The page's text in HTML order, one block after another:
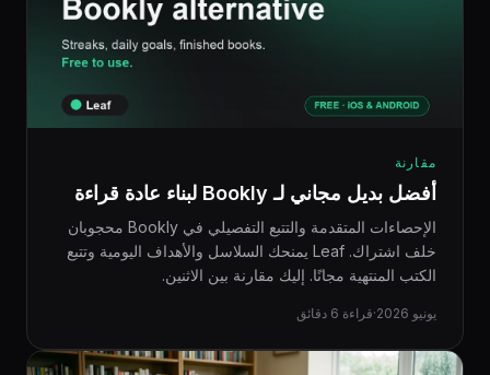
مقارنة
أفضل بديل مجاني لـ Bookly لبناء عادة قراءة
الإحصاءات المتقدمة والتتبع التفصيلي في Bookly محجوبان
خلف اشتراك. Leaf يمنحك السلاسل والأهداف اليومية وتتبع
الكتب المنتهية مجانًا. إليك مقارنة بين الاثنين.
يونيو 2026 ·قراءة 6 دقائق